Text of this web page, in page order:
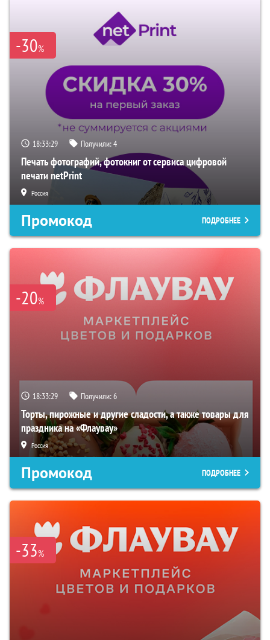
-30%
18:33:28 Получили:4
Печать фотографий, фотокниг от сервиса цифровой
печати netPrint
Россия
Промокод ПОДРОБНЕЕ
-20%
18:33:28 Получили:6
Торты, пирожные и другие сладости, а также товары для
праздника на «Флаувау»
Россия
Промокод ПОДРОБНЕЕ
-33%